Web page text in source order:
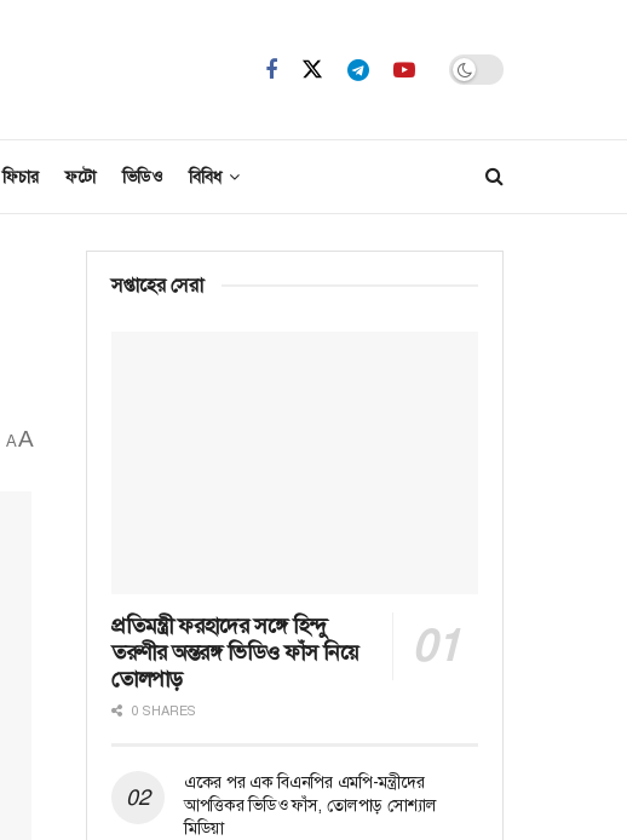
ফিচার ফটো ভিডিও বিবিধ
AA
সপ্তাহের সেরা
প্রতিমন্ত্রী ফরহাদের সঙ্গে হিন্দু
তরুণীর অন্তরঙ্গ ভিডিও ফাঁস নিয়ে
তোলপাড়
0 SHARES
একের পর এক বিএনপির এমপি-মন্ত্রীদের
আপত্তিকর ভিডিও ফাঁস, তোলপাড় সোশ্যাল
মিডিয়া